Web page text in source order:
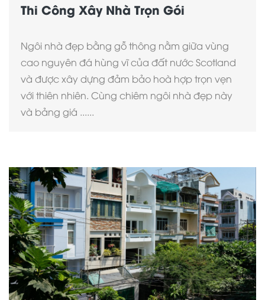
Thi Công Xây Nhà Trọn Gói
Ngôi nhà đẹp bằng gỗ thông nằm giữa vùng
cao nguyên đá hùng vĩ của đất nước Scotland
và được xây dựng đảm bảo hoà hợp trọn vẹn
với thiên nhiên. Cùng chiêm ngôi nhà đẹp này
và bảng giá ......